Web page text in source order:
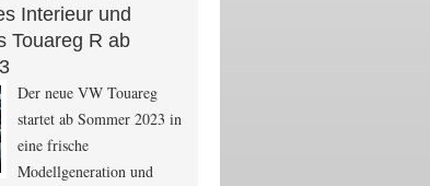
Interieur und
Touareg R ab
Der neue VW Touareg
startet ab Sommer 2023 in
eine frische
Modellgeneration und